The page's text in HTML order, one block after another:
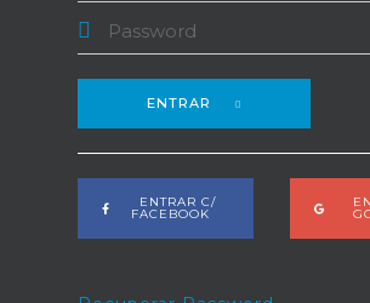
ENTRAR
ENTRAR C/
FACEBOOK